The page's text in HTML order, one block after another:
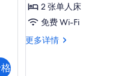
房
(Universal)
的
2 张单人床
免费 Wi-Fi
更多详情
华